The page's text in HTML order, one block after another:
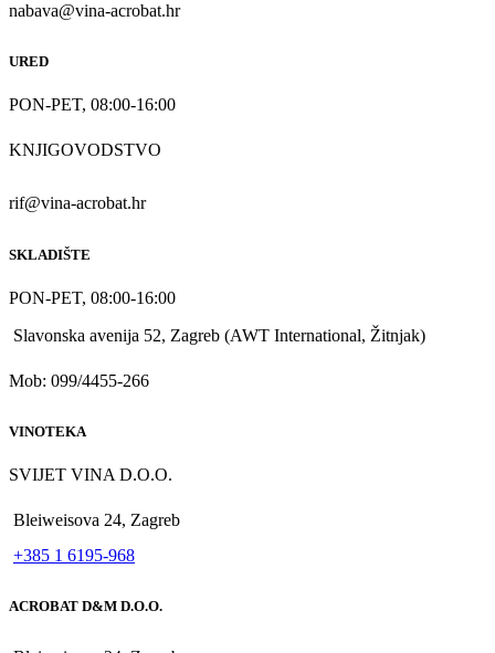
nabava@vina-acrobat.hr
URED
PON-PET, 08:00-16:00
KNJIGOVODSTVO
rif@vina-acrobat.hr
SKLADIŠTE
PON-PET, 08:00-16:00
Slavonska avenija 52, Zagreb (AWT International, Žitnjak)
Mob: 099/4455-266
VINOTEKA
SVIJET VINA D.O.O.
Bleiweisova 24, Zagreb
+385 1 6195-968
ACROBAT D&M D.O.O.